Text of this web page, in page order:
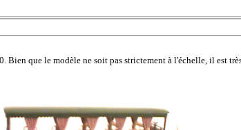
Bien que le modèle ne soit pas strictement à l'échelle, il est